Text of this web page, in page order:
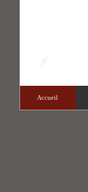
Accueil